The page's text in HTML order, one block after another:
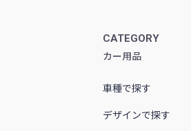
CATEGORY
カー用品
車種で探す
デザインで探す